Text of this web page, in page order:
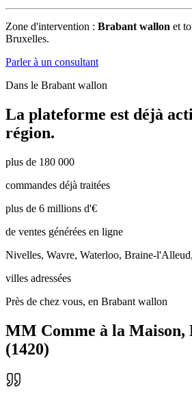
Zone d'intervention : Brabant wallon et
Bruxelles.
Parler à un consultant
Dans le Brabant wallon
La plateforme est déjà
région.
plus de 180 000
commandes déjà traitées
plus de 6 millions d'€
de ventes générées en ligne
Nivelles, Wavre, Waterloo, Braine-
villes adressées
Près de chez vous, en Brabant wallon
MM Comme à la Maison,
(1420)